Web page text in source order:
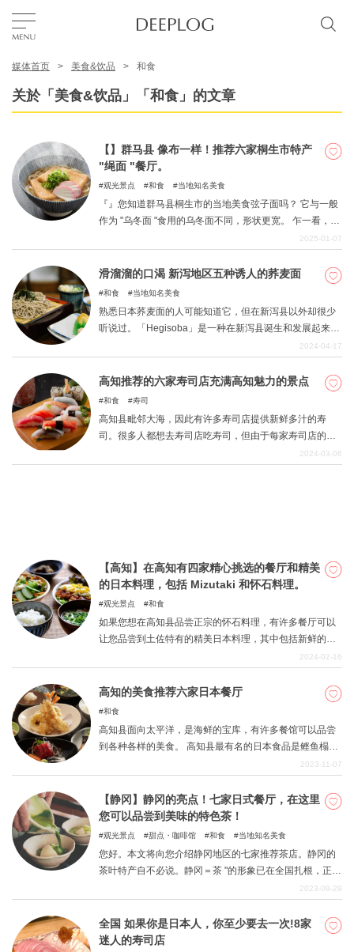
区域
简体中文
USD
关於DEEPLOG
隐私政策
媒体首页 美食&饮品 和食
关於「美食&饮品」「和食」的文章
【】群马县 像布一样！推荐六家桐生市特产
"绳面 "餐厅。
观光景点 和食 当地知名美食
『』您知道群马县桐生市的当地美食弦子面吗？ 它与一般
作为 "乌冬面 "食用的乌冬面不同，形状更宽。 乍一看，它
就像一块布，因此，它已成为一种著名的特色美食，因其
荐几家可以品尝到这种线面的餐厅。
2025-01-07
滑溜溜的口渴 新泻地区五种诱人的荞麦面
和食 当地知名美食
熟悉日本荞麦面的人可能知道它，但在新泻县以外却很少
听说过。「Hegisoba」是一种在新泻县诞生和发展起来的
荞麦面，是当地常见的美味佳肴。这是在新泻县诞生和发
「Hegi」是作为荞麦面身份的容器。「据说这个名字是动
词 hagu」的音译，顾名思义，使用的是木板。它就像「彩
2024-04-17
高知推荐的六家寿司店充满高知魅力的景点
和食 寿司
高知县毗邻大海，因此有许多寿司店提供新鲜多汁的寿
司。很多人都想去寿司店吃寿司，但由于每家寿司店的特
色都很吸引人，所以在寻找寿司店时有太多的选择。 在这
2024-03-06
【高知】在高知有四家精心挑选的餐厅和精美
的日本料理，包括 Mizutaki 和怀石料理。
观光景点 和食
如果您想在高知县品尝正宗的怀石料理，有许多餐厅可以
让您品尝到土佐特有的精美日本料理，其中包括新鲜的海
鲜和时令蔬菜。正宗的怀石料理听起来可能很贵，但我们
真正的美味佳肴。 这里有三家很棒的旅馆餐厅，提供的菜
肴不仅味道好，而且外观也很美，在这里您可以静静地品
2024-02-16
高知的美食推荐六家日本餐厅
和食
高知县面向太平洋，是海鲜的宝库，有许多餐馆可以品尝
到各种各样的美食。 高知县最有名的日本食品是鲣鱼榻榻
米和鳗鱼。 日本料理的另一个魅力在于它使用了从未食用
肴。 在此，我们为您介绍仅在高知县才能找到的众多日本
餐厅。
2023-11-07
【静冈】静冈的亮点！七家日式餐厅，在这里
您可以品尝到美味的特色茶！
观光景点 甜点・咖啡馆 和食 当地知名美食
您好。本文将向您介绍静冈地区的七家推荐茶店。静冈的
茶叶特产自不必说。静冈＝茶 "的形象已在全国扎根，正因
为是特产，所以游客们总是趋之若鹜。此外，这里还充满
请以本文为指南，品尝具有静冈代表性的茶。
2023-09-29
全国 如果你是日本人，你至少要去一次!8家
迷人的寿司店